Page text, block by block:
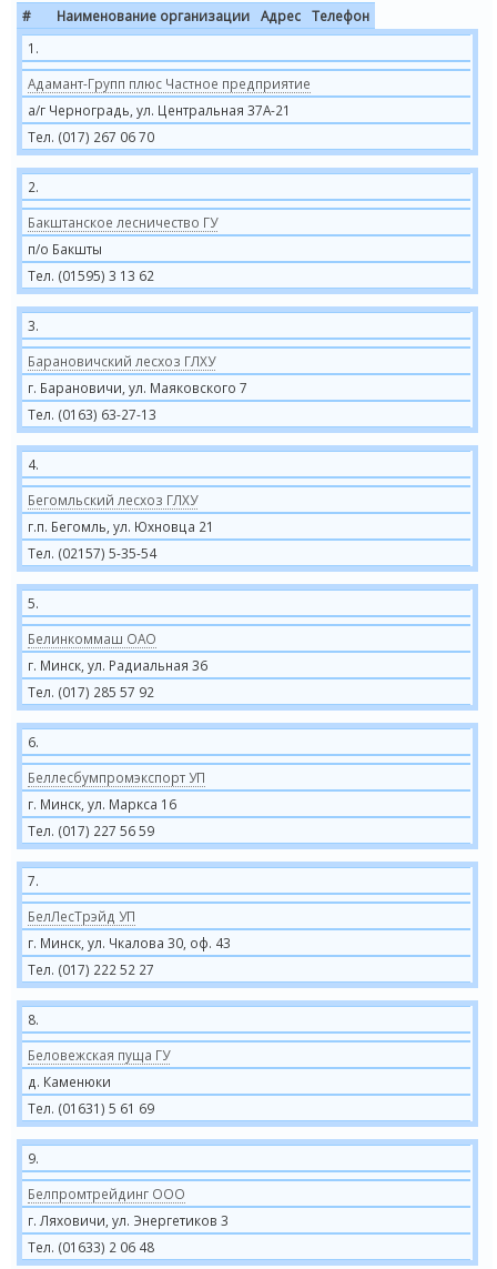
# Наименование организации Адрес
Телефон
1.
Адамант-Групп плюс Частное предприятие
а/г Черноградь, ул. Центральная 37А-21
Тел. (017) 267 06 70
2.
Бакштанское лесничество ГУ
п/о Бакшты
Тел. (01595) 3 13 62
3.
Барановичский лесхоз ГЛХУ
г. Барановичи, ул. Маяковского 7
Тел. (0163) 63-27-13
4.
Бегомльский лесхоз ГЛХУ
г.п. Бегомль, ул. Юхновца 21
Тел. (02157) 5-35-54
5.
Белинкоммаш ОАО
г. Минск, ул. Радиальная 36
Тел. (017) 285 57 92
6.
Беллесбумпромэкспорт УП
г. Минск, ул. Маркса 16
Тел. (017) 227 56 59
7.
БелЛесТрэйд УП
г. Минск, ул. Чкалова 30, оф. 43
Тел. (017) 222 52 27
8.
Беловежская пуща ГУ
д. Каменюки
Тел. (01631) 5 61 69
9.
Белпромтрейдинг ООО
г. Ляховичи, ул. Энергетиков 3
Тел. (01633) 2 06 48